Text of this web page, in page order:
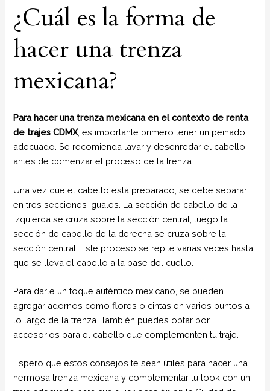
¿Cuál es la forma de
hacer una trenza
mexicana?
Para hacer una trenza mexicana en el contexto de renta
de trajes CDMX, es importante primero tener un peinado
adecuado. Se recomienda lavar y desenredar el cabello
antes de comenzar el proceso de la trenza.
Una vez que el cabello está preparado, se debe separar
en tres secciones iguales. La sección de cabello de la
izquierda se cruza sobre la sección central, luego la
sección de cabello de la derecha se cruza sobre la
sección central. Este proceso se repite varias veces hasta
que se lleva el cabello a la base del cuello.
Para darle un toque auténtico mexicano, se pueden
agregar adornos como flores o cintas en varios puntos a
lo largo de la trenza. También puedes optar por
accesorios para el cabello que complementen tu traje.
Espero que estos consejos te sean útiles para hacer una
hermosa trenza mexicana y complementar tu look con un